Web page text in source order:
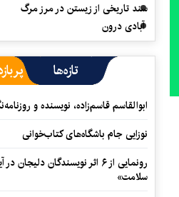
سند تاریخی از زیستن در مرز مرگ
آبادی درون
تازه‌ها
ابوالقاسم قاسم‌زاده، نویسنده و
نوزایی جام باشگاه‌های کتاب‌خوانی
رونمایی از ۶ اثر نویسندگان
سلامت»